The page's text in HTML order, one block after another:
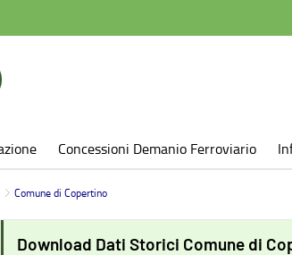
Concessioni Demanio Ferroviario
Comune di Copertino
Download Dati Storici Comune di